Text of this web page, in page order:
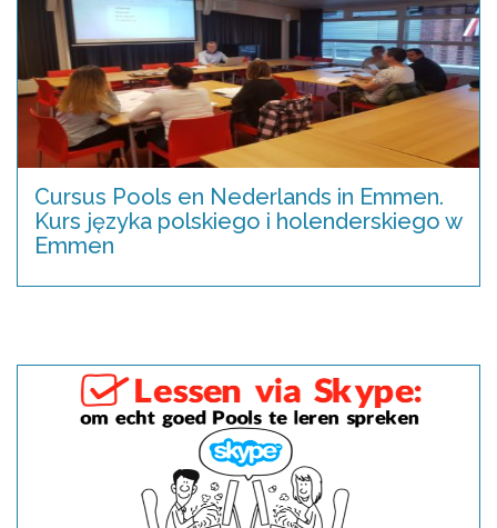
Cursus Pools en Nederlands in Emmen.
Kurs języka polskiego i holenderskiego w
Emmen